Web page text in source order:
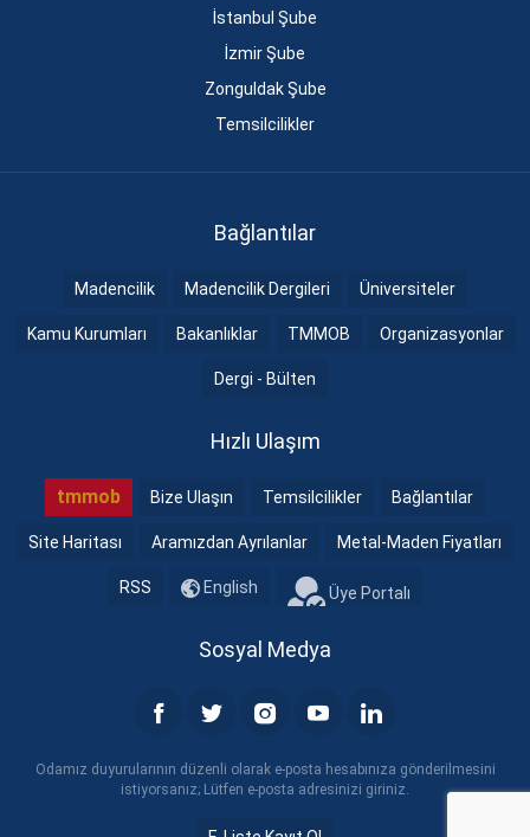
İstanbul Şube
İzmir Şube
Zonguldak Şube
Temsilcilikler
Bağlantılar
Madencilik Madencilik Dergileri Üniversiteler
Kamu Kurumları Bakanlıklar TMMOB Organizasyonlar
Dergi - Bülten
Hızlı Ulaşım
tmmob Bize Ulaşın Temsilcilikler Bağlantılar
Site Haritası Aramızdan Ayrılanlar Metal-Maden Fiyatları
RSS English Üye Portalı
Sosyal Medya
Odamız duyurularının düzenli olarak e-posta hesabınıza gönderilmesini
istiyorsanız; Lütfen e-posta adresinizi giriniz.